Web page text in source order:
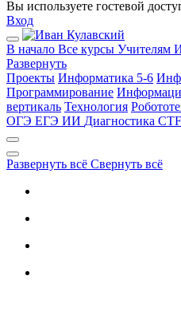
Вы используете гостевой
Вход
В начало Все курсы Учителям
Развернуть
Проекты Информатика 5-6
Программирование
вертикаль Технология
ОГЭ ЕГЭ ИИ Диагностика CTF
Развернуть всё Свернуть всё